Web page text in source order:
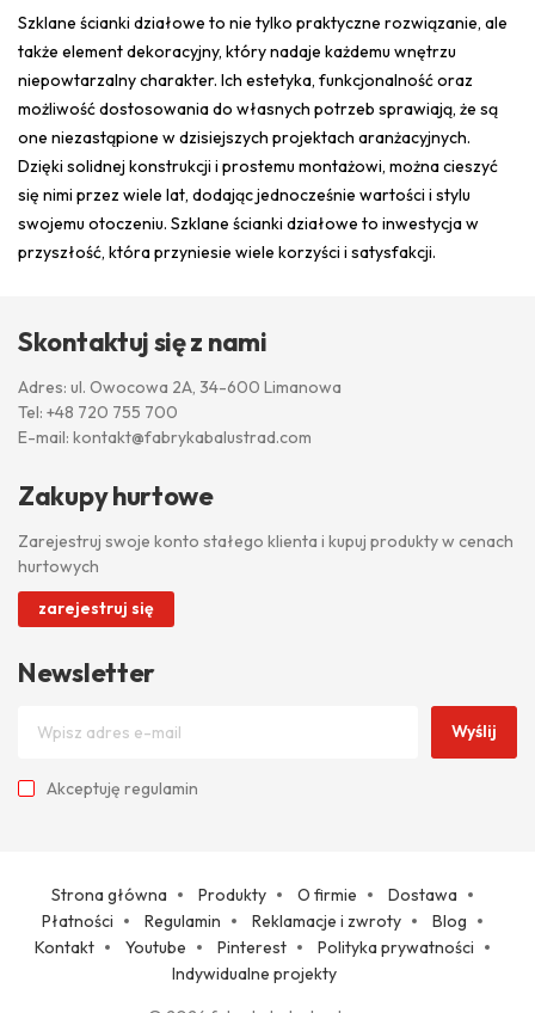
Szklane ścianki działowe to nie tylko praktyczne rozwiązanie, ale
także element dekoracyjny, który nadaje każdemu wnętrzu
niepowtarzalny charakter. Ich estetyka, funkcjonalność oraz
możliwość dostosowania do własnych potrzeb sprawiają, że są
one niezastąpione w dzisiejszych projektach aranżacyjnych.
Dzięki solidnej konstrukcji i prostemu montażowi, można cieszyć
się nimi przez wiele lat, dodając jednocześnie wartości i stylu
swojemu otoczeniu. Szklane ścianki działowe to inwestycja w
przyszłość, która przyniesie wiele korzyści i satysfakcji.
Skontaktuj się z nami
Adres: ul. Owocowa 2A, 34-600 Limanowa
Tel: +48 720 755 700
E-mail: kontakt@fabrykabalustrad.com
Zakupy hurtowe
Zarejestruj swoje konto stałego klienta i kupuj produkty w cenach
hurtowych
zarejestruj się
Newsletter
Wyślij
Akceptuję regulamin
Strona główna Produkty O firmie
Dostawa
Płatności
Regulamin Reklamacje i zwroty
Blog
Kontakt
Youtube Pinterest
Polityka prywatności
Indywidualne projekty